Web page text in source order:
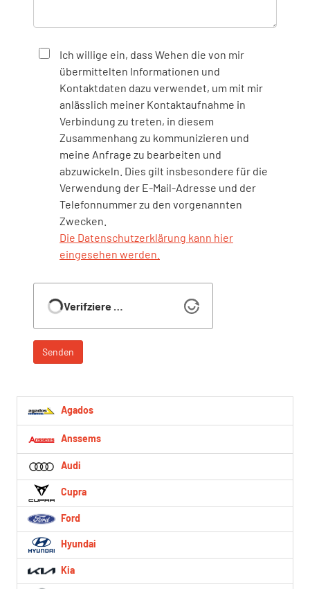
Ich willige ein, dass Wehen die von mir
übermittelten Informationen und
Kontaktdaten dazu verwendet, um mit mir
anlässlich meiner Kontaktaufnahme in
Verbindung zu treten, in diesem
Zusammenhang zu kommunizieren und
meine Anfrage zu bearbeiten und
abzuwickeln. Dies gilt insbesondere für die
Verwendung der E-Mail-Adresse und der
Telefonnummer zu den vorgenannten
Zwecken.
Die Datenschutzerklärung kann hier
eingesehen werden.
Verifziere …
Senden
Agados
Anssems
Audi
Cupra
Ford
Hyundai
Kia